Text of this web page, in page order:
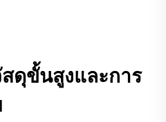
ดุขั้นสูงและการ